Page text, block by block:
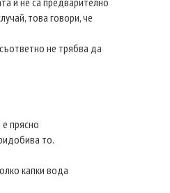
това говори, че
не трябва да
прясно
то.
капки вода